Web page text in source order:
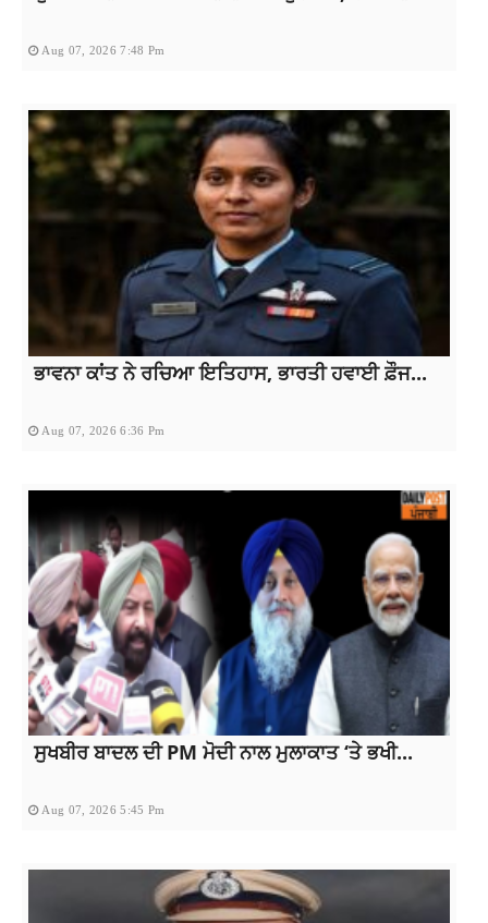
Aug 07, 2026 7:48 Pm
ਭਾਵਨਾ ਕਾਂਤ ਨੇ ਰਚਿਆ ਇਤਿਹਾਸ, ਭਾਰਤੀ ਹਵਾਈ ਫ਼ੌਜ...
Aug 07, 2026 6:36 Pm
ਸੁਖਬੀਰ ਬਾਦਲ ਦੀ PM ਮੋਦੀ ਨਾਲ ਮੁਲਾਕਾਤ ‘ਤੇ ਭਖੀ...
Aug 07, 2026 5:45 Pm